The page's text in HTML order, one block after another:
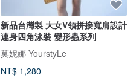
新品台灣製 大女V領拼接寬肩設計
連身四角泳裝 變形蟲系列
莫妮娜 YourstyLe
NT$ 1,280